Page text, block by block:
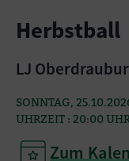
Herbstball
LJ
SONNTAG,
UHRZEIT : 20:00 UHR
Zum